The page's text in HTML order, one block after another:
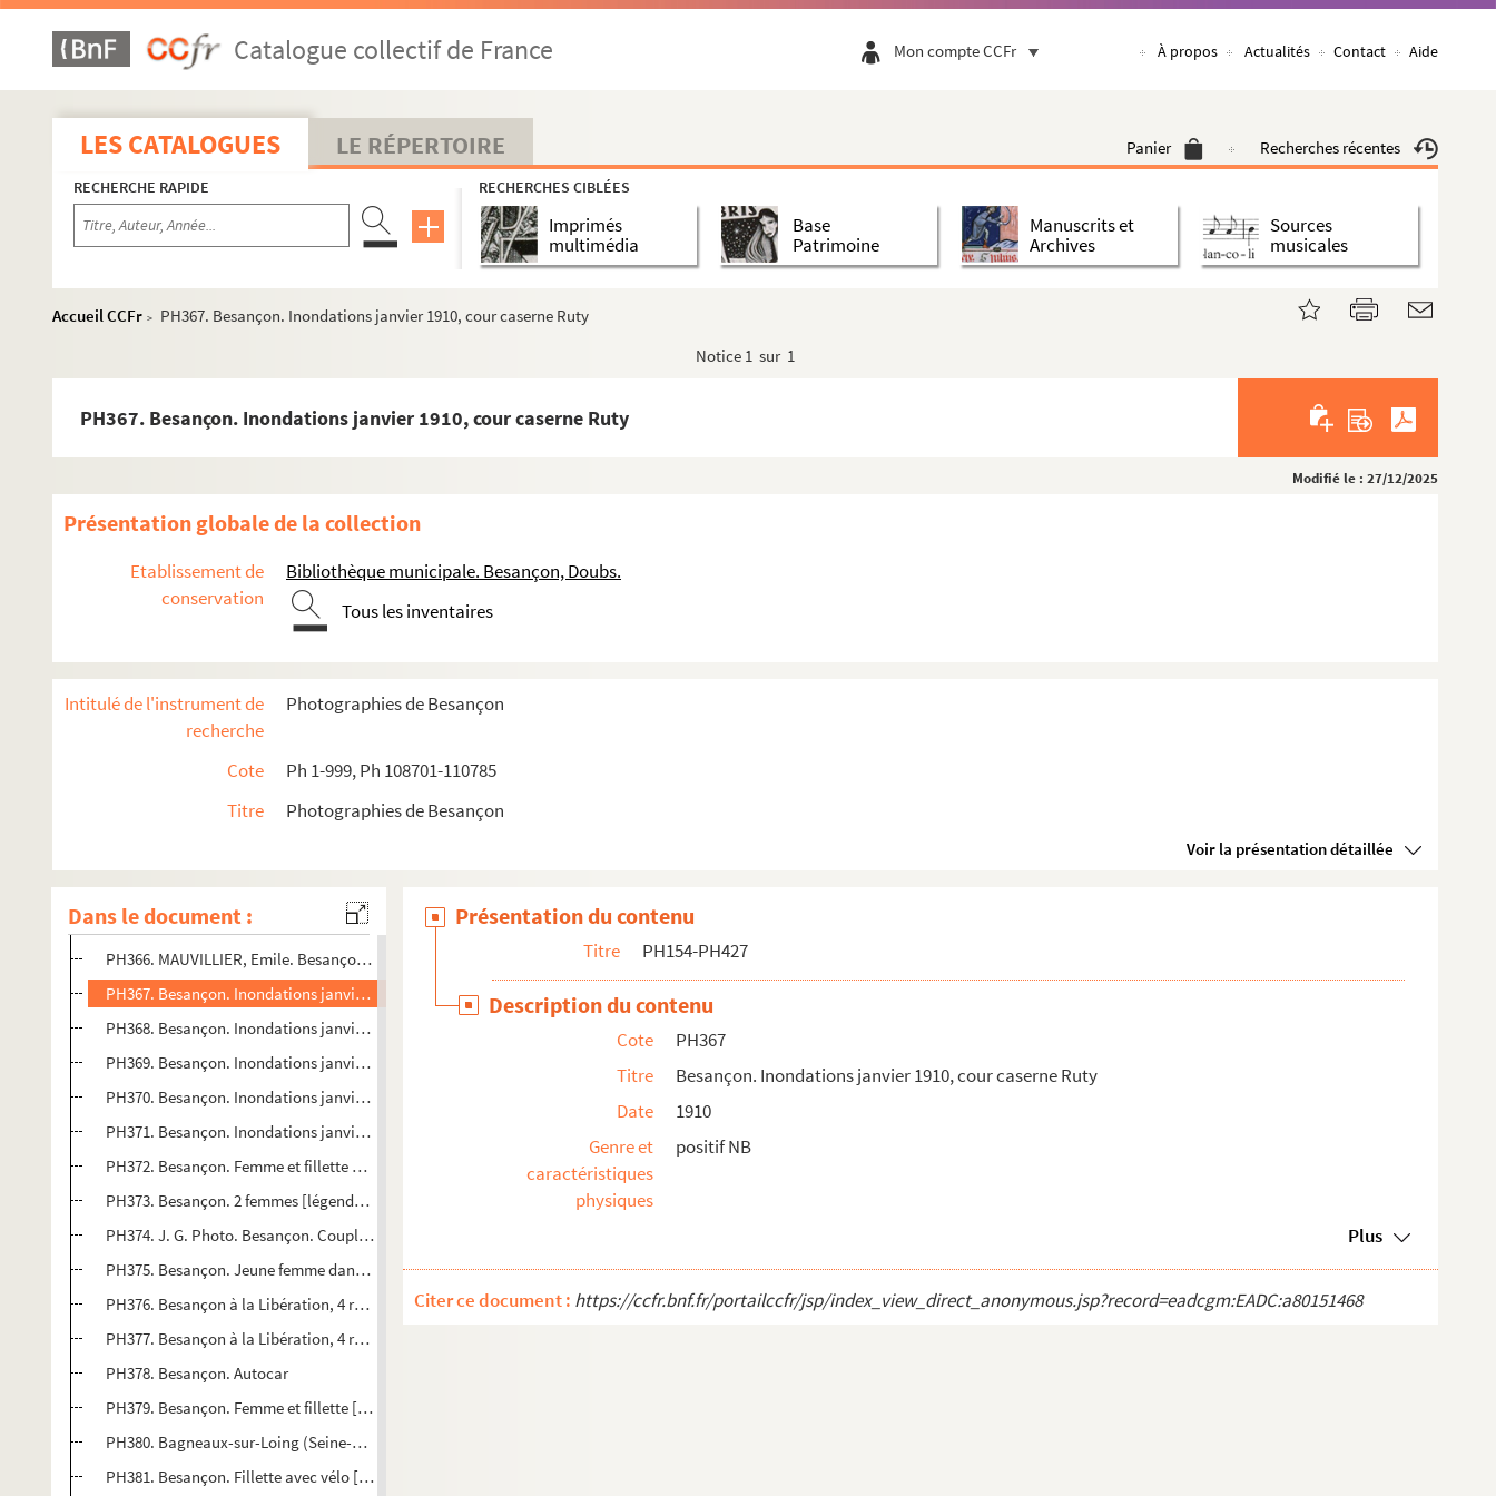
Catalogue collectif de France Mon compte CCFr À propos Actualités Contact Aide
LES CATALOGUES LE RÉPERTOIRE Panier Recherches récentes
RECHERCHE RAPIDE RECHERCHES CIBLÉES
Imprimés
multimédia
Base
Patrimoine
Manuscrits et
Archives
Sources
musicales
Accueil CCFr >
PH367. Besançon. Inondations janvier 1910, cour caserne Ruty
Notice 1 sur 1
PH367. Besançon. Inondations janvier 1910, cour caserne Ruty
Modifié le : 27/12/2025
Présentation globale de la collection
Etablissement de
conservation
Bibliothèque municipale. Besançon, Doubs.
Tous les inventaires
Intitulé de l'instrument de
recherche
Photographies de Besançon
Cote
Ph 1-999, Ph 108701-110785
Titre
Photographies de Besançon
Voir la présentation détaillée
Dans le document :
PH342-8. Besançon. Pont de la République en 1944
PH342-9. Besançon.Passerelle Denfert-Rochereau, 1944
PH342-10. Besançon.Passerelle Denfert-Rochereau, 1944
PH342-11. Besançon. Pont Bregille en 1944
PH343. Epeugney (Doubs). Scènes de la Libération, septembre 1944
PH344. Epeugney (Doubs). Scènes de la Libération, septembre 1944
PH345. Epeugney (Doubs). Scènes de la Libération, septembre 1944
PH346. Epeugney (Doubs). Scènes de la Libération, septembre 1944
PH350. Scènes militaires d'aérostation dans le Doubs, 1930 ? - Ballon dirigeable et militaires
PH353. Besançon. Ancien quai Napoléon [actuel quai de Strasbourg], jusqu'à la tour de la Pelote
PH355. Besançon. Ancien quai d'Arènes [actuel quai Veil-Picard] et pont Battant, avec 2 barques lavandières
PH356. Besançon. Moulin Saint-Paul (vue prise de sous le pont de la République)
PH358. Besançon. Barque lavandière
PH359. Besançon. Parc de Chamars
PH361. TOURNIER, Victor [Morez]. Besançon, Bateaux lavoirs et Pt. St. Pierre [barques lavandières, pont de ...
PH362. Besançon. Le Doubs, île aux Moineaux, vue sur le pont de Bregille
PH364. Besançon. Entrée de l'hôpital Saint-Jacques
PH365. Besançon. Entrée de l'hôpital Saint-Jacques
PH366. MAUVILLIER, Emile. Besançon. Inondations janvier 1910, avenue Elisée-Cusenier, ancienne caserne Lyau...
PH367. Besançon. Inondations janvier 1910, cour caserne Ruty
PH368. Besançon. Inondations janvier 1910, rue Charles Nodier
PH369. Besançon. Inondations janvier 1910
PH370. Besançon. Inondations janvier 1910, place de la Révolution
PH371. Besançon. Inondations janvier 1910, bois accumulé à la Gare d'Eau
PH372. Besançon. Femme et fillette au 1er plan, passants au 2e plan, sur la passerelle provisoire remplaçan...
PH373. Besançon. 2 femmes [légende ms. au dos : Marie, 1930-1940]
PH374. J. G. Photo. Besançon. Couple dans un coeur [Légende ms au dos : Marie, Armand, 1945]
PH375. Besançon. Jeune femme dans un parc
PH376. Besançon à la Libération, 4 rue du Commandant-Guey
PH377. Besançon à la Libération, 4 rue du Commandant-Guey
PH378. Besançon. Autocar
PH379. Besançon. Femme et fillette [légende ms. au dos : maman, Christiane]
PH380. Bagneaux-sur-Loing (Seine-et-Marne). Vedette anglaise sur le canal
PH381. Besançon. Fillette avec vélo [légende ms. au dos : Christiane]
Présentation du contenu
Titre PH154-PH427
Description du contenu
Cote
PH367
Titre
Besançon. Inondations janvier 1910, cour caserne Ruty
Date
1910
Genre et
caractéristiques
physiques
positif NB
Plus
Citer ce document : https://ccfr.bnf.fr/portailccfr/jsp/index_view_direct_anonymous.jsp?record=eadcgm:EADC:a80151468